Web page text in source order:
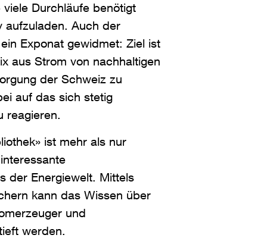
Durchläufe benötigt
aufzuladen. Auch der
Exponat gewidmet: Ziel ist
aus Strom von nachhaltigen
der Schweiz zu
auf das sich stetig
reagieren.
ist mehr als nur
der Energiewelt. Mittels
kann das Wissen über
und
werden.